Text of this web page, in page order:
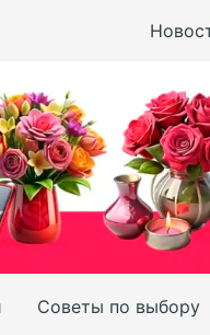
Советы по выбору